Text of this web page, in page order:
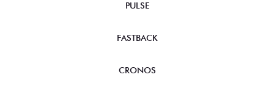
PULSE
FASTBACK
CRONOS